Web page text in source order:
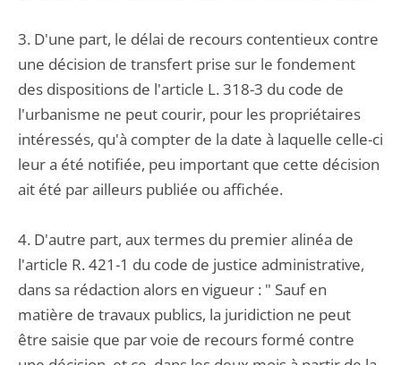
3. D'une part, le délai de recours contentieux contre
une décision de transfert prise sur le fondement
des dispositions de l'article L. 318-3 du code de
l'urbanisme ne peut courir, pour les propriétaires
intéressés, qu'à compter de la date à laquelle celle-ci
leur a été notifiée, peu important que cette décision
ait été par ailleurs publiée ou affichée.
4. D'autre part, aux termes du premier alinéa de
l'article R. 421-1 du code de justice administrative,
dans sa rédaction alors en vigueur : " Sauf en
matière de travaux publics, la juridiction ne peut
être saisie que par voie de recours formé contre